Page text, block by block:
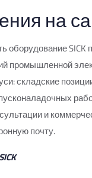
на
оборудование
промышленной
складские
и
почту.